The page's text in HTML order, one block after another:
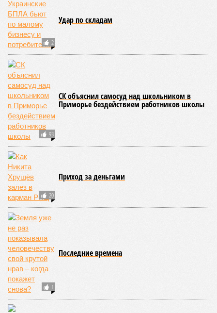
2
Удар по складам
93
СК объяснил самосуд над школьником в
Приморье бездействием работников школы
20
Приход за деньгами
1
Последние времена